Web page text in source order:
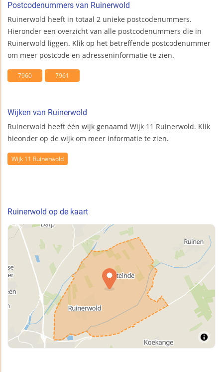
Postcodenummers van Ruinerwold
Ruinerwold heeft in totaal 2 unieke postcodenummers.
Hieronder een overzicht van alle postcodenummers die in
Ruinerwold liggen. Klik op het betreffende postcodenummer
om meer postcode en adresseninformatie te zien.
7960 7961
Wijken van Ruinerwold
Ruinerwold heeft één wijk genaamd Wijk 11 Ruinerwold. Klik
hieonder op de wijk om meer informatie te zien.
Wijk 11 Ruinerwold
Ruinerwold op de kaart